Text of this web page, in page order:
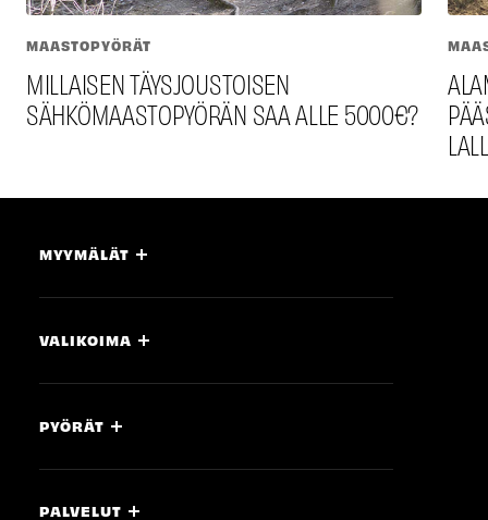
MAASTOPYÖRÄT
MILLAISEN TÄYSJOUSTOISEN
SÄHKÖMAASTOPYÖRÄN SAA ALLE 5000€?
MYYMÄLÄT
VALIKOIMA
PYÖRÄT
PALVELUT